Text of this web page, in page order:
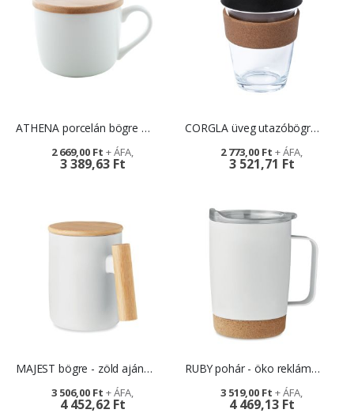
ATHENA porcelán bögre - egyedi reklámajándék
3 389,63 Ft
2 669,00 Ft
CORGLA üveg utazóbögre - céges ajándékötlet
3 521,71 Ft
2 773,00 Ft
MAJEST bögre - zöld ajándékötlet
4 452,62 Ft
3 506,00 Ft
RUBY pohár - öko reklámajándék
4 469,13 Ft
3 519,00 Ft